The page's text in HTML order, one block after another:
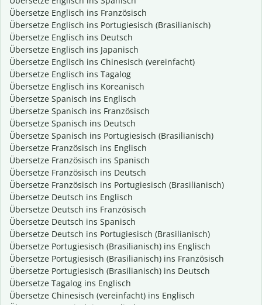
Übersetze Englisch ins Französisch
Übersetze Englisch ins Portugiesisch (Brasilianisch)
Übersetze Englisch ins Deutsch
Übersetze Englisch ins Japanisch
Übersetze Englisch ins Chinesisch (vereinfacht)
Übersetze Englisch ins Tagalog
Übersetze Englisch ins Koreanisch
Übersetze Spanisch ins Englisch
Übersetze Spanisch ins Französisch
Übersetze Spanisch ins Deutsch
Übersetze Spanisch ins Portugiesisch (Brasilianisch)
Übersetze Französisch ins Englisch
Übersetze Französisch ins Spanisch
Übersetze Französisch ins Deutsch
Übersetze Französisch ins Portugiesisch (Brasilianisch)
Übersetze Deutsch ins Englisch
Übersetze Deutsch ins Französisch
Übersetze Deutsch ins Spanisch
Übersetze Deutsch ins Portugiesisch (Brasilianisch)
Übersetze Portugiesisch (Brasilianisch) ins Englisch
Übersetze Portugiesisch (Brasilianisch) ins Französisch
Übersetze Portugiesisch (Brasilianisch) ins Deutsch
Übersetze Tagalog ins Englisch
Übersetze Chinesisch (vereinfacht) ins Englisch